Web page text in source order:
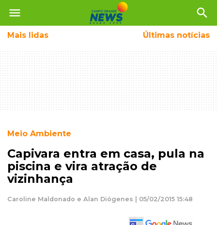
menu search
Mais lidas Últimas notícias
Meio Ambiente
Capivara entra em casa, pula na
piscina e vira atração de
vizinhança
Caroline Maldonado e Alan Diógenes | 05/02/2015 15:48